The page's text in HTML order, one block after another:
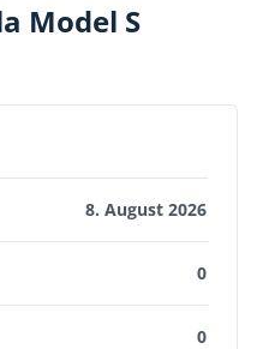
Model S
8. August 2026
0
0